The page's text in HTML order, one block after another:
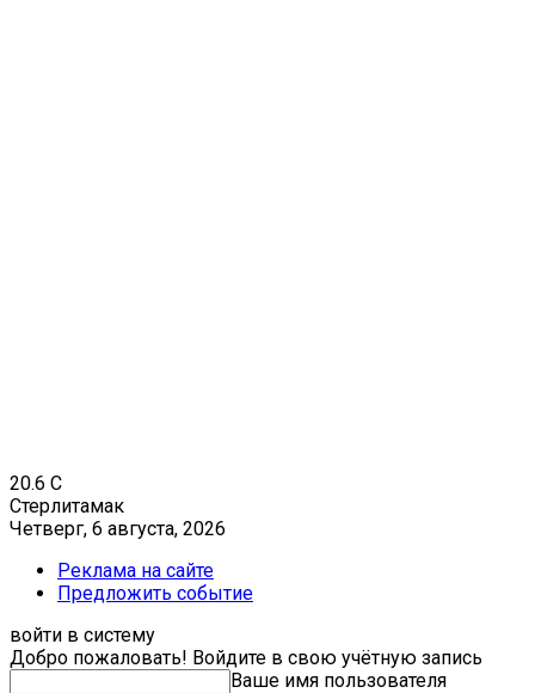
20.6 C
Стерлитамак
Четверг, 6 августа, 2026
Реклама на сайте
Предложить событие
войти в систему
Добро пожаловать! Войдите в свою учётную запись
Ваше имя пользователя